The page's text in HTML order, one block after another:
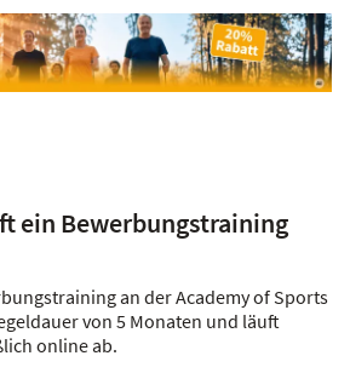
ein Bewerbungstraining
an der Academy of Sports
von 5 Monaten und läuft
online ab.